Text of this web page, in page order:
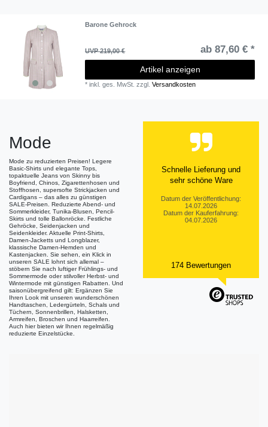
Barone Gehrock
UVP 219,00 € ab 87,60 € *
Artikel anzeigen
*inkl. ges. MwSt. zzgl.Versandkosten
Mode
Mode zu reduzierten Preisen! Legere
Basic-Shirts und elegante Tops,
topaktuelle Jeans von Skinny bis
Boyfriend, Chinos, Zigarettenhosen und
Stoffhosen, supersofte Strickjacken und
Cardigans – das alles zu günstigen
SALE-Preisen. Reduzierte Abend- und
Sommerkleider, Tunika-Blusen, Pencil-
Skirts und tolle Ballonröcke. Festliche
Gehröcke, Seidenjacken und
Seidenkleider. Aktuelle Print-Shirts,
Damen-Jacketts und Longblazer,
klassische Damen-Hemden und
Kastenjacken. Sie sehen, ein Klick in
unseren SALE lohnt sich allemal –
stöbern Sie nach luftiger Frühlings- und
Sommermode oder stilvoller Herbst- und
Wintermode mit günstigen Rabatten. Und
saisonübergreifend gilt: Ergänzen Sie
Ihren Look mit unseren wunderschönen
Handtaschen, Ledergürteln, Schals und
Tüchern, Sonnenbrillen, Halsketten,
Armreifen, Broschen und Haarreifen.
Auch hier bieten wir Ihnen regelmäßig
reduzierte Einzelstücke.
Schnelle Lieferung und
sehr schöne Ware
Datum der Veröffentlichung:
14.07.2026
Datum der Kauferfahrung:
04.07.2026
174 Bewertungen